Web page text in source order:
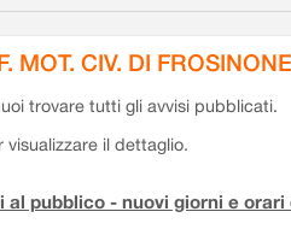
MOT. CIV. DI FROSINONE
trovare tutti gli avvisi pubblicati.
il dettaglio.
pubblico - nuovi giorni e orari